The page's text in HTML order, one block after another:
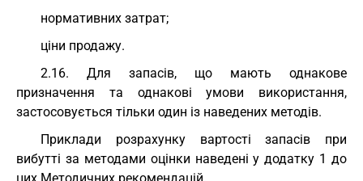
нормативних затрат;
ціни продажу.
2.16. Для запасів, що мають однакове
призначення та однакові умови використання,
застосовується тільки один із наведених методів.
Приклади розрахунку вартості запасів при
вибутті за методами оцінки наведені у додатку 1 до